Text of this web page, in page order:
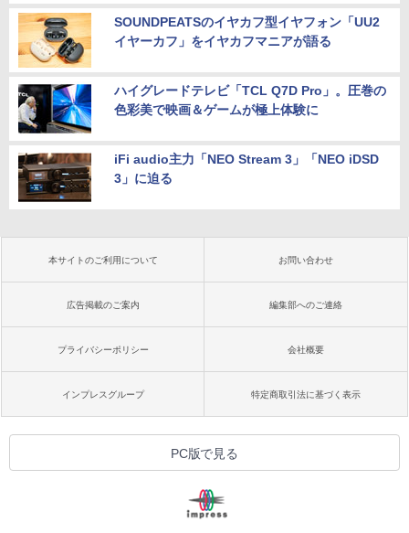
SOUNDPEATSのイヤカフ型イヤフォン「UU2
イヤーカフ」をイヤカフマニアが語る
ハイグレードテレビ「TCL Q7D Pro」。圧巻の
色彩美で映画＆ゲームが極上体験に
iFi audio主力「NEO Stream 3」「NEO iDSD
3」に迫る
本サイトのご利用について お問い合わせ
広告掲載のご案内 編集部へのご連絡
プライバシーポリシー 会社概要
インプレスグループ 特定商取引法に基づく表示
PC版で見る